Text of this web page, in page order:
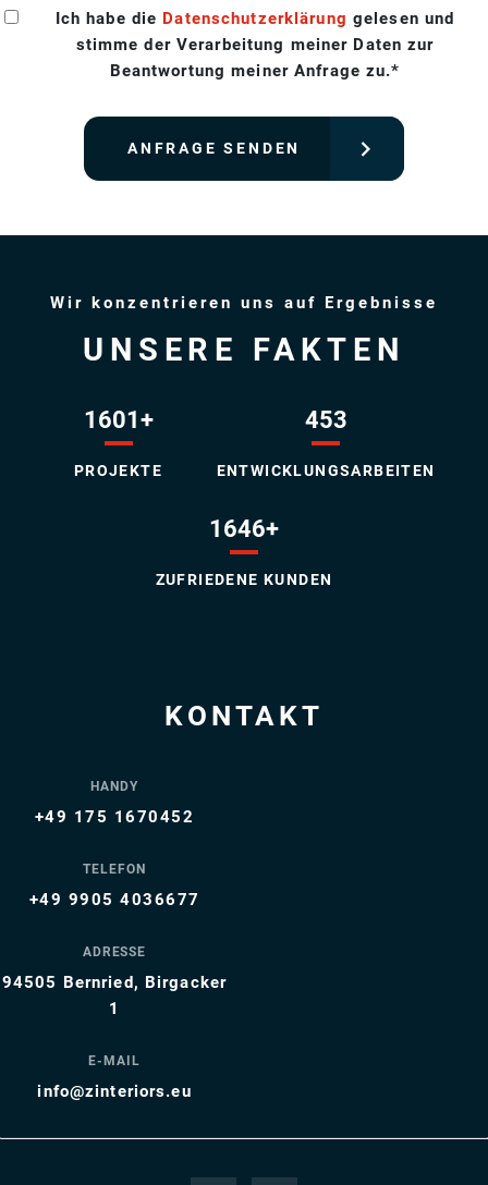
Ich habe die Datenschutzerklärung gelesen und
stimme der Verarbeitung meiner Daten zur
Beantwortung meiner Anfrage zu.*
ANFRAGE SENDEN
Wir konzentrieren uns auf Ergebnisse
UNSERE FAKTEN
1601+
PROJEKTE
453
ENTWICKLUNGSARBEITEN
1646+
ZUFRIEDENE KUNDEN
KONTAKT
HANDY
+49 175 1670452
TELEFON
+49 9905 4036677
ADRESSE
94505 Bernried, Birgacker
1
E-MAIL
info@zinteriors.eu